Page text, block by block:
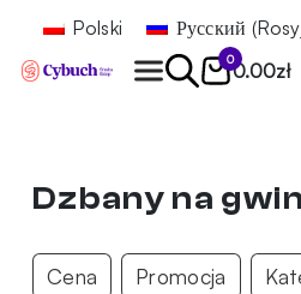
Polski Русский (
0
0.00zł
Dzbany na
Cena Promocja